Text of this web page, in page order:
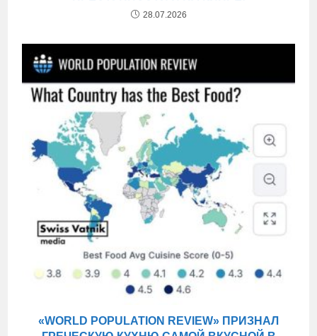
28.07.2026
«WORLD POPULATION REVIEW» ПРИЗНАЛ